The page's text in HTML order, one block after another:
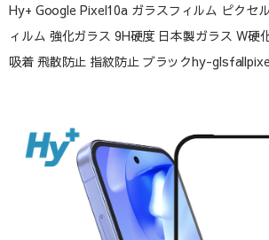
Hy+ Google Pixel10a ガラスフィルム ピクセ
ィルム 強化ガラス 9H硬度 日本製ガラス W硬
吸着 飛散防止 指紋防止 ブラックhy-